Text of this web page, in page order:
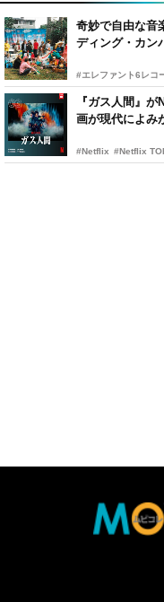
奇妙で自由な音
ディング・カン
#エレファント6レコ
『ガス人間』
画が現代によみ
#Netflix #Netflix